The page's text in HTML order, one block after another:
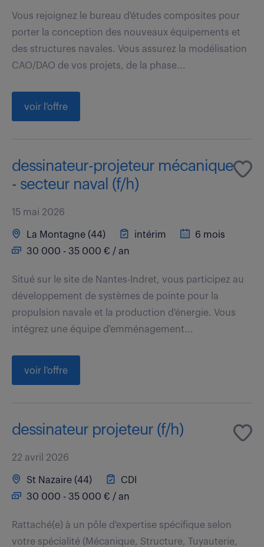
Vous rejoignez le bureau d'études composites pour
porter la conception des nouveaux équipements et
des structures navales. Vous assurez la modélisation
CAO/DAO de vos projets, de la phase...
voir l'offre
dessinateur-projeteur mécanique
- secteur naval (f/h)
15 mai 2026
La Montagne (44) intérim
6 mois
30 000 - 35 000 € / an
Situé sur le site de Nantes-Indret, vous participez au
développement de systèmes de pointe pour la
propulsion navale et la production d'énergie. Vous
intégrez une équipe d'emménagement...
voir l'offre
dessinateur projeteur (f/h)
22 avril 2026
St Nazaire (44)
CDI
30 000 - 35 000 € / an
Rattaché(e) à un pôle d'expertise spécifique selon
votre spécialité (Mécanique, Structure, Tuyauterie,